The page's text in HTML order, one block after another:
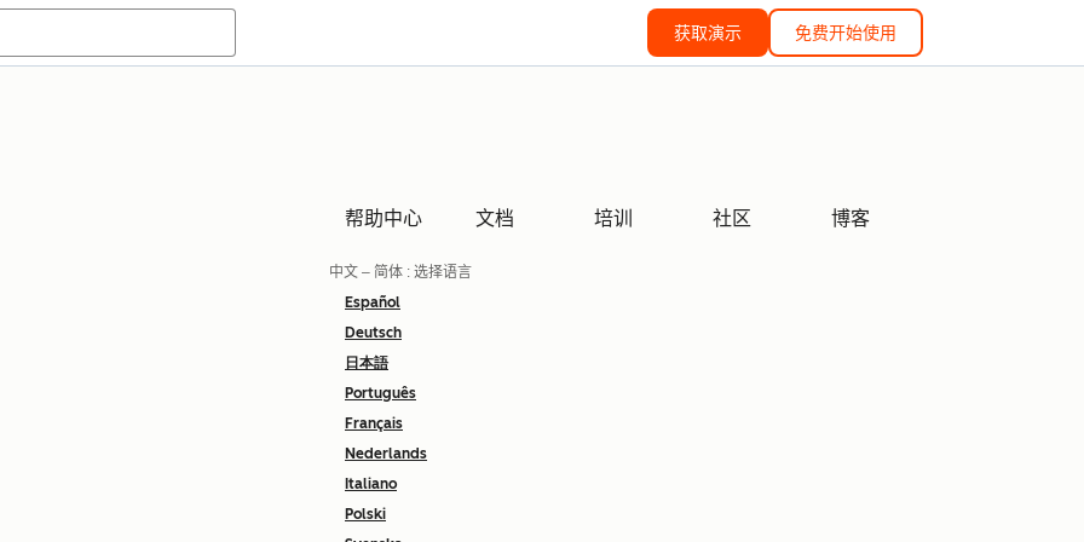
获取演示 免费开始使用
帮助中心 文档 培训 社区 博客
中文 – 简体 : 选择语言
Español
Deutsch
日本語
Português
Français
Nederlands
Italiano
Polski